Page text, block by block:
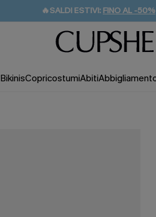
🔥SALDI ESTIVI: FINO AL -50%
🚚SPEDIZIONE GRATUITA DA
💌REGALO PER I NUOVI: 20% DI
BikinisCopricostumiAbiti